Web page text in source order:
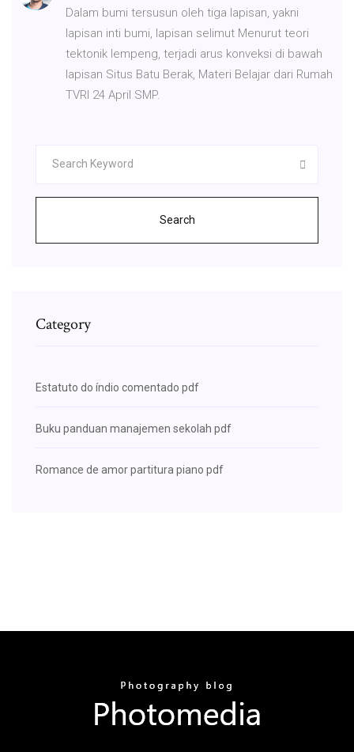
Dalam bumi tersusun oleh tiga lapisan, yakni
lapisan inti bumi, lapisan selimut Menurut teori
tektonik lempeng, terjadi arus konveksi di bawah
lapisan Situs Batu Berak, Materi Belajar dari Rumah
TVRI 24 April SMP.
Search
Category
Estatuto do índio comentado pdf
Buku panduan manajemen sekolah pdf
Romance de amor partitura piano pdf